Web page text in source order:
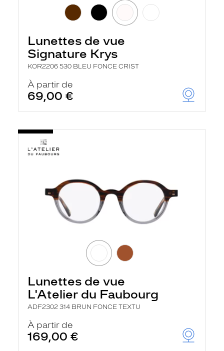
Lunettes de vue
Signature Krys
KOR2206 530 BLEU FONCE CRIST
À partir de
69,00 €
Lunettes de vue
L'Atelier du Faubourg
ADF2302 314 BRUN FONCE TEXTU
À partir de
169,00 €